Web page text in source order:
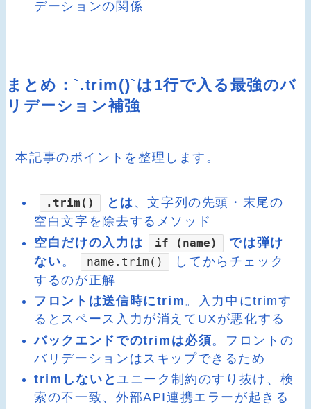
デーションの関係
まとめ：`.trim()`は1行で入る最強のバ
リデーション補強
本記事のポイントを整理します。
.trim() とは 、文字列の先頭・末尾の
空白文字を除去するメソッド
空白だけの入力は
if (name)
では弾け
ない 。 name.trim()
してからチェック
するのが正解
フロントは送信時にtrim。入力中にtrimす
るとスペース入力が消えてUXが悪化する
バックエンドでのtrimは必須。フロントの
バリデーションはスキップできるため
trimしないとユニーク制約のすり抜け、検
索の不一致、外部API連携エラーが起きる